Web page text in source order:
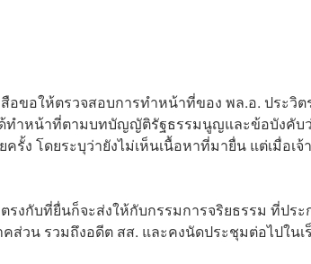
ขอให้ตรวจสอบการทำหน้าที่ของ พล.อ. ประวิต
ทำหน้าที่ตามบทบัญญัติรัฐธรรมนูญและข้อบังคับ
ง โดยระบุว่ายังไม่เห็นเนื้อหาที่มายื่น แต่เมื่อเจ้า
รงกับที่ยื่นก็จะส่งให้กับกรรมการจริยธรรม ที่ประ
วน รวมถึงอดีต สส. และคงนัดประชุมต่อไปในเ